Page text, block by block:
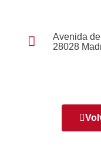
Avenida
28028